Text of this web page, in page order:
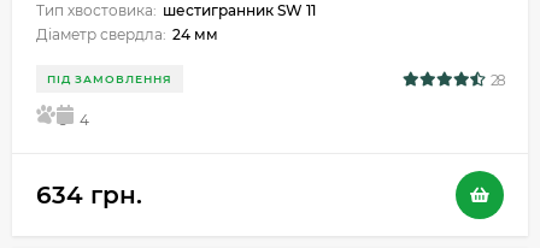
Тип хвостовика: шестигранник SW 11
Діаметр свердла: 24 мм
ПІД ЗАМОВЛЕННЯ 28
5 4
634 грн.